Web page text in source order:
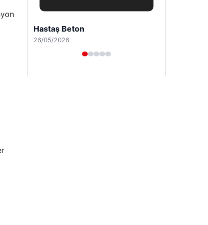
Prenses Night Club
29/04/2026